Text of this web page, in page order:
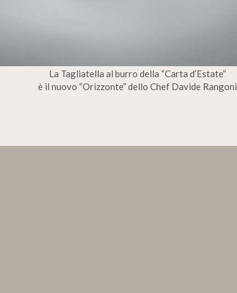
La Tagliatella al burro della “Carta d’Estate”
è il nuovo “Orizzonte” dello Chef Davide Rangoni